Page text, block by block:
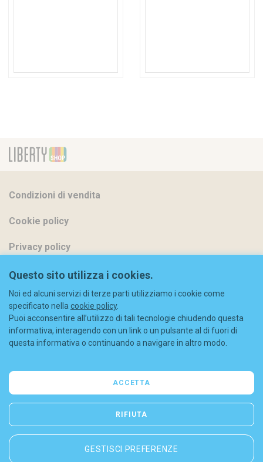
Condizioni di vendita
Cookie policy
Privacy policy
Metodi di pagamento
Spedizioni
Diritto di recesso
Codice sconto
FAQ
Contatti
Questo sito utilizza i cookies.
Noi ed alcuni servizi di terze parti utilizziamo i cookie come
specificato nella cookie policy.
Puoi acconsentire all’utilizzo di tali tecnologie chiudendo questa
informativa, interagendo con un link o un pulsante al di fuori di
questa informativa o continuando a navigare in altro modo.
GESTISCI PREFERENZE
ACCETTA
RIFIUTA